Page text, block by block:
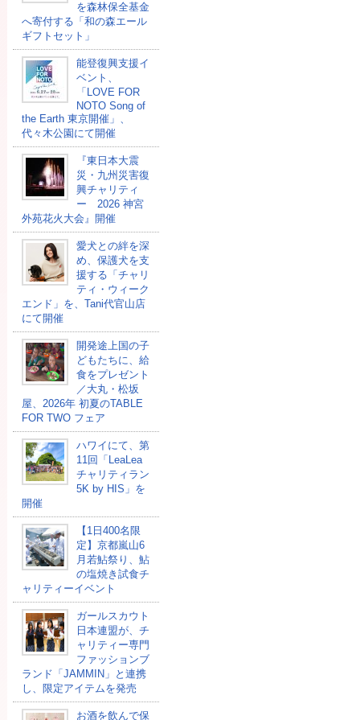
を森林保全基金
へ寄付する「和の森エール
ギフトセット」
能登復興支援イ
ベント、
「LOVE FOR
NOTO Song of
the Earth 東京開催」、
代々木公園にて開催
『東日本大震
災・九州災害復
興チャリティ
ー 2026 神宮
外苑花火大会』開催
愛犬との絆を深
め、保護犬を支
援する「チャリ
ティ・ウィーク
エンド」を、Tani代官山店
にて開催
開発途上国の⼦
どもたちに、給
⾷をプレゼント
／大丸・松坂
屋、2026年 初夏のTABLE
FOR TWO フェア
ハワイにて、第
11回「LeaLea
チャリティラン
5K by HIS」を
開催
【1日400名限
定】京都嵐山6
月若鮎祭り、鮎
の塩焼き試食チ
ャリティーイベント
ガールスカウト
日本連盟が、チ
ャリティー専門
ファッションブ
ランド「JAMMIN」と連携
し、限定アイテムを発売
お酒を飲んで保